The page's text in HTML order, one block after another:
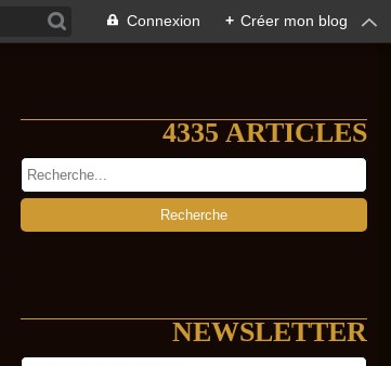
Connexion + Créer mon blog
4335 ARTICLES
NEWSLETTER